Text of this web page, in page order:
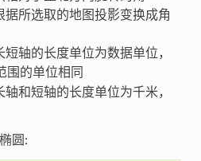
据所选取的地图投影变换成角
轴的长度单位为数据单位，
围的单位相同
和短轴的长度单位为千米，
圆: